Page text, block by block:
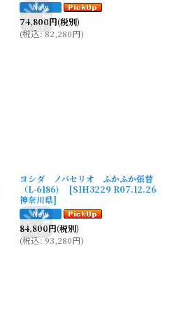
74,800円(税別)
(税込:82,280円)
ヨシダ ノバセリオ ふかふか張替
（L-6186)
[SIH3229 R07.12.26
神奈川県]
84,800円(税別)
(税込:93,280円)